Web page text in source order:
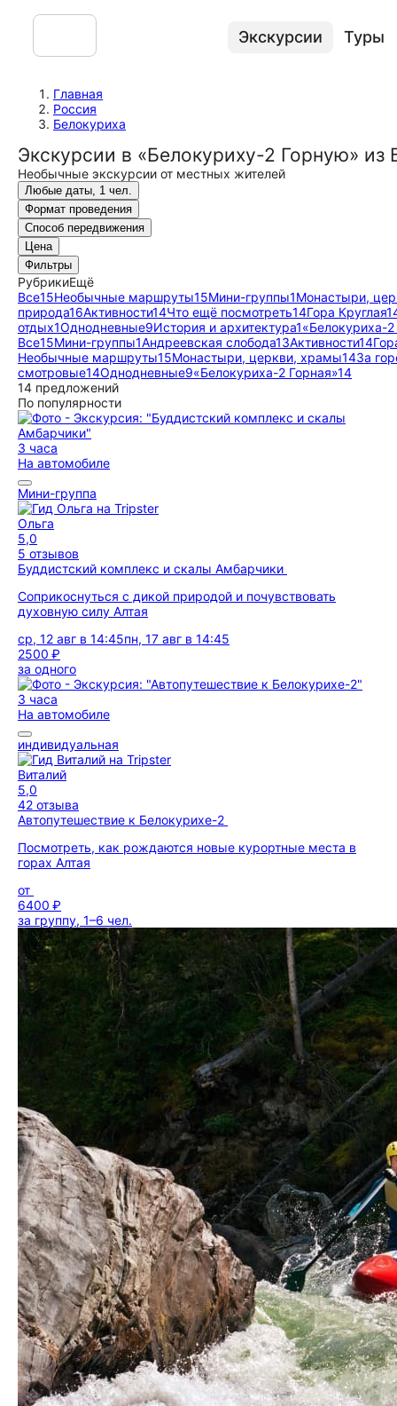
Экскурсии Туры
Главная
Россия
Белокуриха
Экскурсии в «Белокуриху-2 Горную» из
Необычные экскурсии от местных жителей
Любые даты, 1 чел.
Формат проведения
Способ передвижения
Цена
Фильтры
РубрикиЕщё
Все15Необычные маршруты15Мини-группы1Монастыри,
природа16Активности14Что ещё посмотреть14Гора Круглая
отдых1Однодневные9История и архитектура1«Белокуриха-2
Все15Мини-группы1Андреевская слобода13Активности14
Необычные маршруты15Монастыри, церкви, храмы14За
смотровые14Однодневные9«Белокуриха-2 Горная»14
14 предложений
По популярности
3 часа
На автомобиле
Мини-группа
Ольга
5,0
5 отзывов
Буддистский комплекс и скалы Амбарчики
Соприкоснуться с дикой природой и почувствовать
духовную силу Алтая
ср, 12 авг в 14:45пн, 17 авг в 14:45
2500 ₽
за одного
3 часа
На автомобиле
индивидуальная
Виталий
5,0
42 отзыва
Автопутешествие к Белокурихе-2
Посмотреть, как рождаются новые курортные места в
горах Алтая
от
6400 ₽
за группу, 1–6 чел.